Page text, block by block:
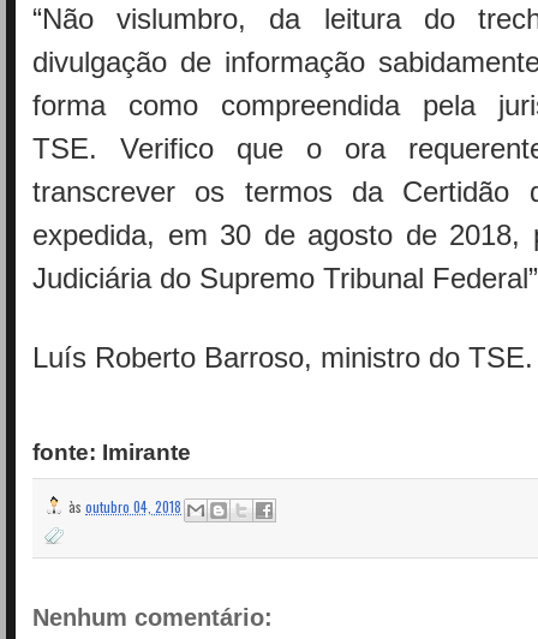
“Não vislumbro, da leitura do
divulgação de informação
forma como compreendida pela
TSE. Verifico que o ora
transcrever os termos da Certidão
expedida, em 30 de agosto de 2018,
Judiciária do Supremo Tribunal Federal”
Luís Roberto Barroso, ministro do TSE.
fonte: Imirante
às outubro 04, 2018
Nenhum comentário: